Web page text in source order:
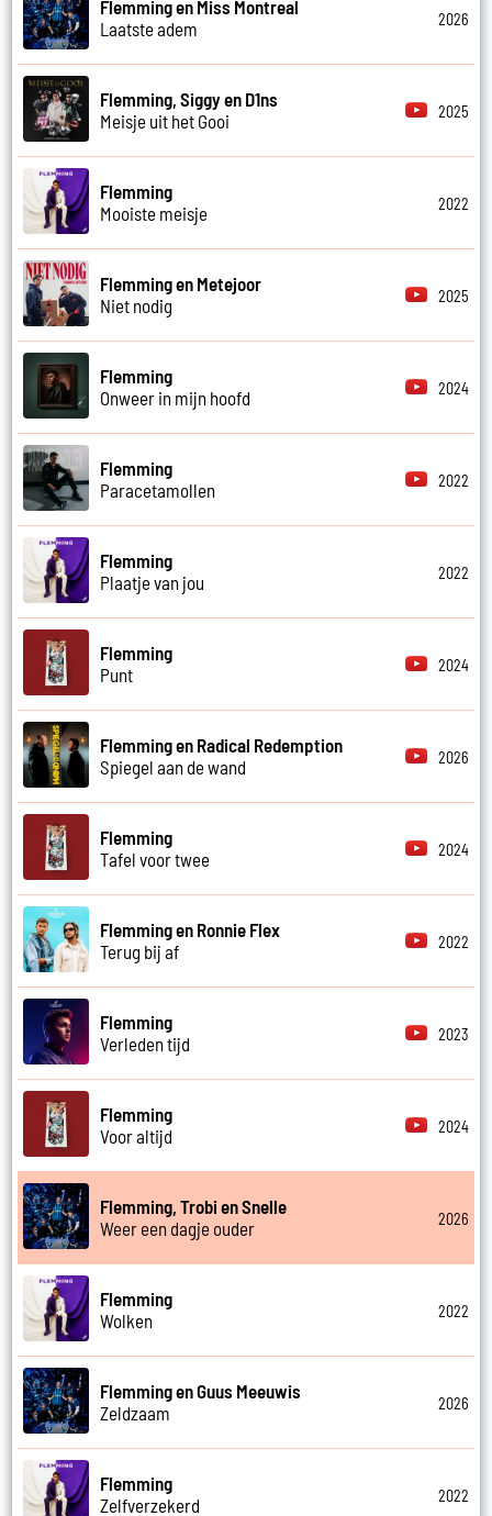
Flemming en Miss Montreal
Laatste adem
2026
Flemming, Siggy en D1ns
Meisje uit het Gooi
2025
Flemming
Mooiste meisje
2022
Flemming en Metejoor
Niet nodig
2025
Flemming
Onweer in mijn hoofd
2024
Flemming
Paracetamollen
2022
Flemming
Plaatje van jou
2022
Flemming
Punt
2024
Flemming en Radical Redemption
Spiegel aan de wand
2026
Flemming
Tafel voor twee
2024
Flemming en Ronnie Flex
Terug bij af
2022
Flemming
Verleden tijd
2023
Flemming
Voor altijd
2024
Flemming, Trobi en Snelle
Weer een dagje ouder
2026
Flemming
Wolken
2022
Flemming en Guus Meeuwis
Zeldzaam
2026
Flemming
Zelfverzekerd
2022